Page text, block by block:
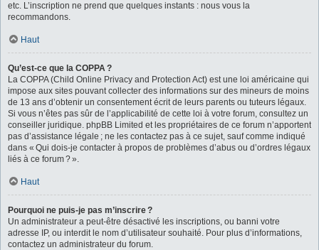
etc. L’inscription ne prend que quelques instants : nous vous la
recommandons.
Haut
Qu’est-ce que la COPPA ?
La COPPA (Child Online Privacy and Protection Act) est une loi américaine qui
impose aux sites pouvant collecter des informations sur des mineurs de moins
de 13 ans d’obtenir un consentement écrit de leurs parents ou tuteurs légaux.
Si vous n’êtes pas sûr de l’applicabilité de cette loi à votre forum, consultez un
conseiller juridique. phpBB Limited et les propriétaires de ce forum n’apportent
pas d’assistance légale ; ne les contactez pas à ce sujet, sauf comme indiqué
dans « Qui dois-je contacter à propos de problèmes d’abus ou d’ordres légaux
liés à ce forum ? ».
Haut
Pourquoi ne puis-je pas m’inscrire ?
Un administrateur a peut-être désactivé les inscriptions, ou banni votre
adresse IP, ou interdit le nom d’utilisateur souhaité. Pour plus d’informations,
contactez un administrateur du forum.